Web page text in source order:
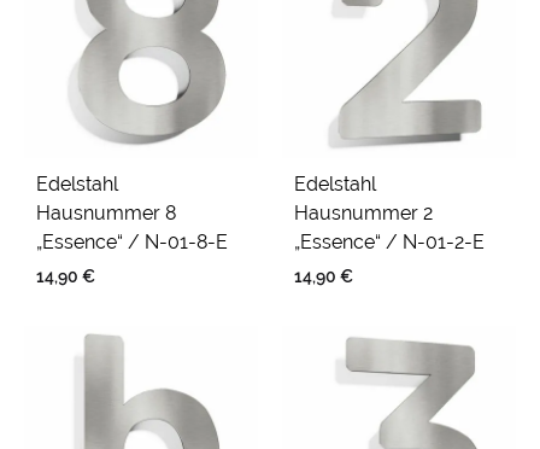
Edelstahl
Hausnummer 8
„Essence“ / N-01-8-E
14,90 €
Edelstahl
Hausnummer 2
„Essence“ / N-01-2-E
14,90 €